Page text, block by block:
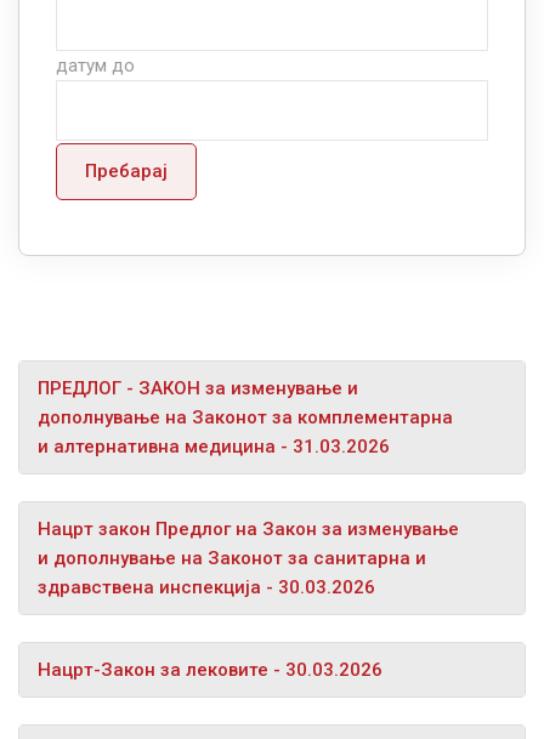
датум до
Пребарај
ПРЕДЛОГ - ЗАКОН за изменување и
дополнување на Законот за комплементарна
и алтернативна медицина - 31.03.2026
Нацрт закон Предлог на Закон за изменување
и дополнување на Законот за санитарна и
здравствена инспекција - 30.03.2026
Нацрт-Закон за лековите - 30.03.2026